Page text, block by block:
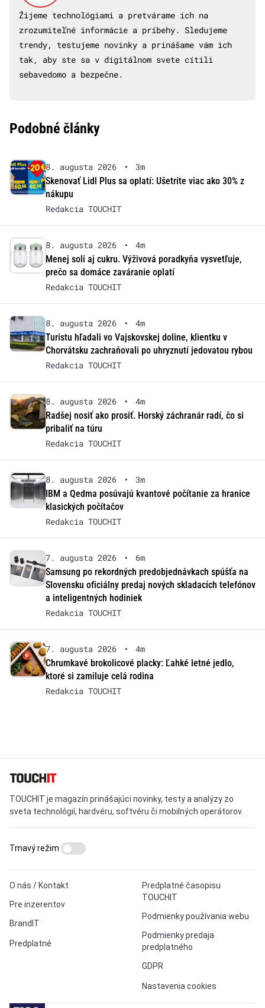
Žijeme technológiami a pretvárame ich na
zrozumiteľné informácie a príbehy. Sledujeme
trendy, testujeme novinky a prinášame vám ich
tak, aby ste sa v digitálnom svete cítili
sebavedomo a bezpečne.
Podobné články
8. augusta 2026 •
3m
Skenovať Lidl Plus sa oplatí: Ušetrite viac ako 30% z
nákupu
Redakcia TOUCHIT
8. augusta 2026 •
4m
Menej soli aj cukru. Výživová poradkyňa vysvetľuje,
prečo sa domáce zaváranie oplatí
Redakcia TOUCHIT
8. augusta 2026 •
4m
Turistu hľadali vo Vajskovskej doline, klientku v
Chorvátsku zachraňovali po uhryznutí jedovatou rybou
Redakcia TOUCHIT
8. augusta 2026 •
4m
Radšej nosiť ako prosiť. Horský záchranár radí, čo si
pribaliť na túru
Redakcia TOUCHIT
8. augusta 2026 •
3m
IBM a Qedma posúvajú kvantové počítanie za hranice
klasických počítačov
Redakcia TOUCHIT
7. augusta 2026 •
6m
Samsung po rekordných predobjednávkach spúšťa na
Slovensku oficiálny predaj nových skladacích telefónov
a inteligentných hodiniek
Redakcia TOUCHIT
7. augusta 2026 •
4m
Chrumkavé brokolicové placky: Ľahké letné jedlo,
ktoré si zamiluje celá rodina
Redakcia TOUCHIT
TOUCHIT je magazín prinášajúci novinky, testy a analýzy zo
sveta technológií, hardvéru, softvéru či mobilných operátorov.
O nás / Kontakt
Pre inzerentov
BrandIT
Predplatné
Predplatné časopisu
TOUCHIT
Podmienky používania webu
Podmienky predaja
predplatného
GDPR
Nastavenia cookies
Tmavý režim